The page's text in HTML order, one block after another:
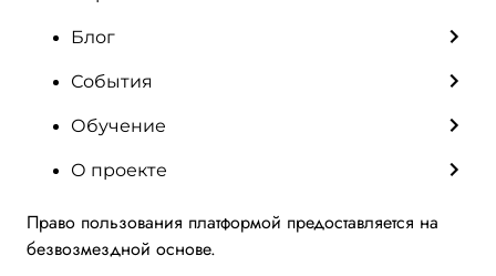
Блог
События
Обучение
О проекте
Право пользования платформой предоставляется на
безвозмездной основе.